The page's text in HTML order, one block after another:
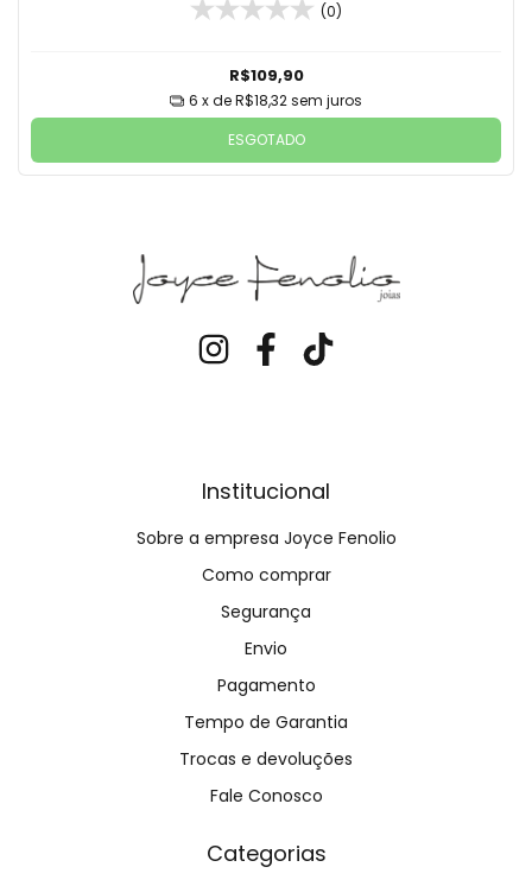
(0)
R$109,90
6 x deR$18,32sem juros
ESGOTADO
Institucional
Sobre a empresa Joyce Fenolio
Como comprar
Segurança
Envio
Pagamento
Tempo de Garantia
Trocas e devoluções
Fale Conosco
Categorias